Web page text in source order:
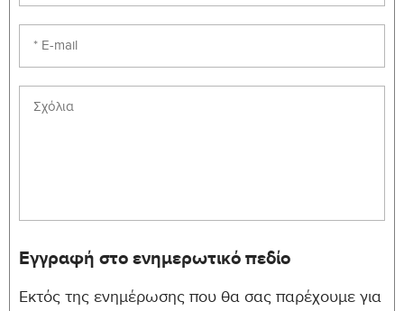
Course
ID
ECTS
Credits
COMP-
101
Technologies for the Social
Εγγραφή στο ενημερωτικό πεδίο
Εκτός της ενημέρωσης που θα σας παρέχουμε για